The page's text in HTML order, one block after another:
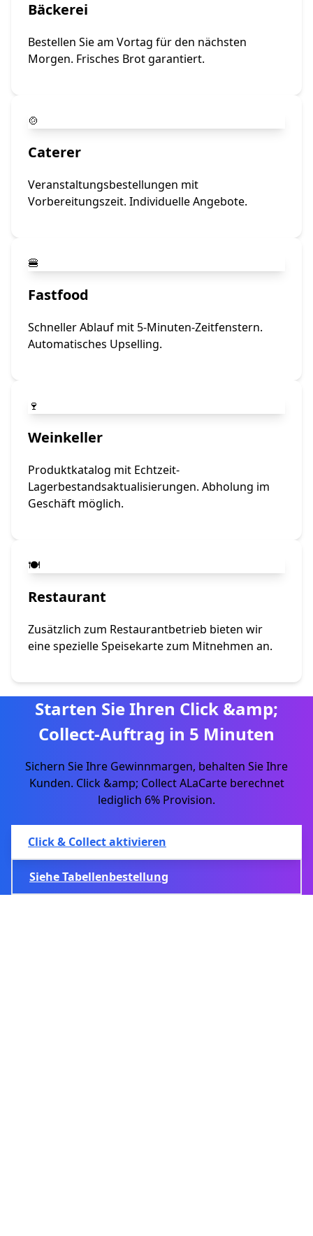
Bäckerei
Bestellen Sie am Vortag für den nächsten
Morgen. Frisches Brot garantiert.
🍲
Caterer
Veranstaltungsbestellungen mit
Vorbereitungszeit. Individuelle Angebote.
🍔
Fastfood
Schneller Ablauf mit 5-Minuten-Zeitfenstern.
Automatisches Upselling.
🍷
Weinkeller
Produktkatalog mit Echtzeit-
Lagerbestandsaktualisierungen. Abholung im
Geschäft möglich.
🍽️
Restaurant
Zusätzlich zum Restaurantbetrieb bieten wir
eine spezielle Speisekarte zum Mitnehmen an.
Starten Sie Ihren Click &amp;
Collect-Auftrag in 5 Minuten
Sichern Sie Ihre Gewinnmargen, behalten Sie Ihre
Kunden. Click &amp; Collect ALaCarte berechnet
lediglich 6% Provision.
Click & Collect aktivieren
Siehe Tabellenbestellung